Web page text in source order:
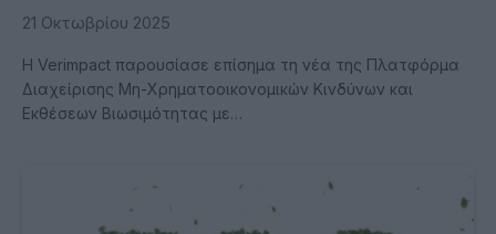
21 Οκτωβρίου 2025
Η Verimpact παρουσίασε επίσημα τη νέα της Πλατφόρμα
Διαχείρισης Μη-Χρηματοοικονομικών Κινδύνων και
Εκθέσεων Βιωσιμότητας με…